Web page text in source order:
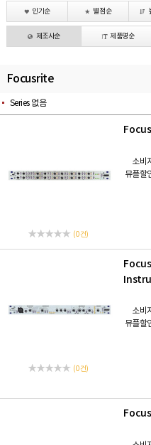
인기순 별점순
제조사순 제품명순
Focusrite
Series 없음
(0 건)
소비
뮤플할
(0 건)
소비
뮤플할